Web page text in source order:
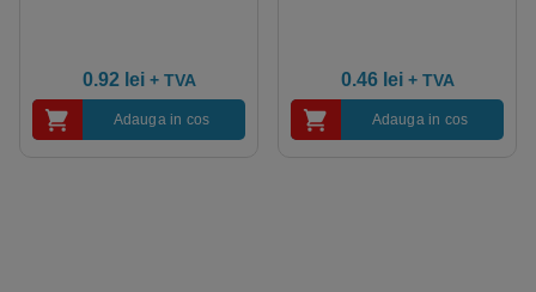
0.92 lei + TVA
Adauga in cos
0.46 lei + TVA
Adauga in cos